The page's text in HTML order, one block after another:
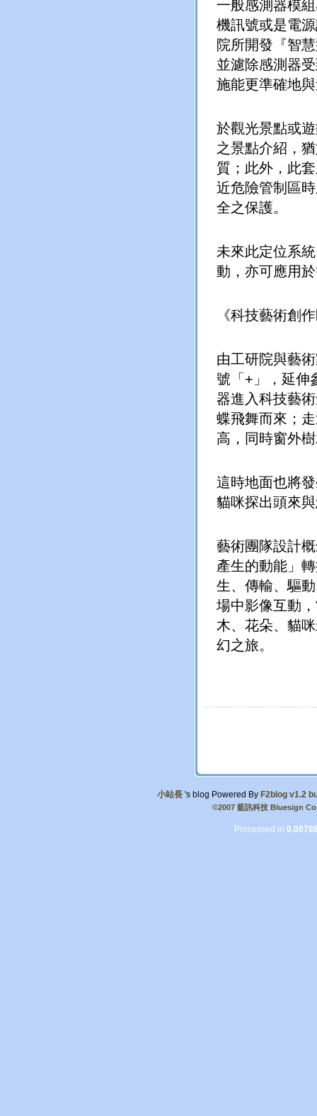
一般感測器模
機訊號或是電
院所開發『智
並濾除感測器
施能更準確地
於觀光景點或
之景點介紹，
質；此外，此
近危險管制區
全之保護。
未來此定位系
動，亦可應用
《科技藝術創
由工研院與藝
號「+」，延伸
器進入科技藝
蝶飛舞而來；
高，同時窗外
這時地面也將
貓咪探出頭來
藝術團隊設計
產生的動能」
生、傳輸、驅
場中影像互動
木、花朵、貓
幻之旅。
小站長 's blog Powered By F2blog v1.2
©2007 藍訊科技 Bluesign
Processed in